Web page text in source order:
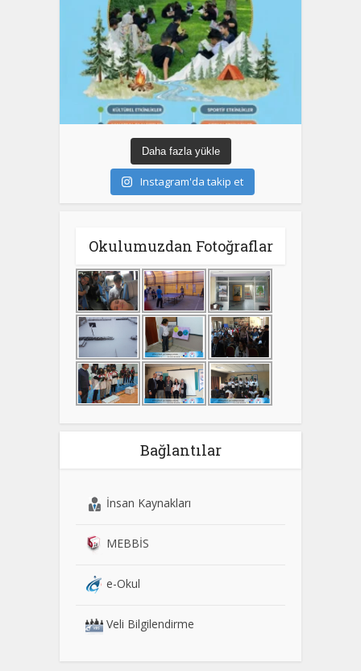
Daha fazla yükle
Instagram'da takip et
Okulumuzdan Fotoğraflar
Bağlantılar
İnsan Kaynakları
MEBBİS
e-Okul
Veli Bilgilendirme